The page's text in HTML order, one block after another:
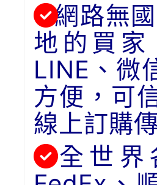
網路無
地的買
LINE、微
方便，可
線上訂購
全世界